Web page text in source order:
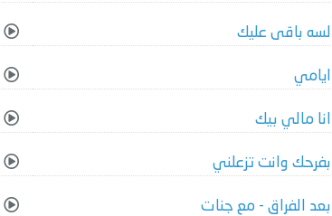
لسه باقى عليك
ايامي
انا مالي بيك
بفرحك وانت تزعلني
بعد الفراق - مع جنات